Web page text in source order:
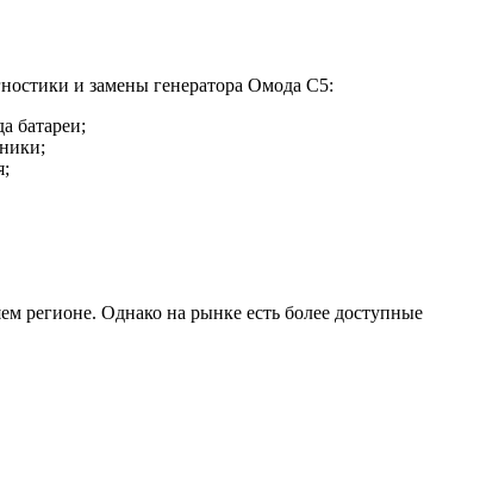
и замены генератора Омода С5:
батареи;
регионе. Однако на рынке есть более доступные